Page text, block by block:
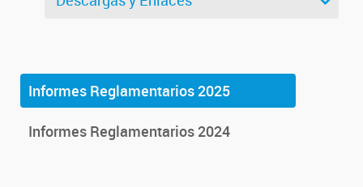
Informes Reglamentarios 2025
Informes Reglamentarios 2024